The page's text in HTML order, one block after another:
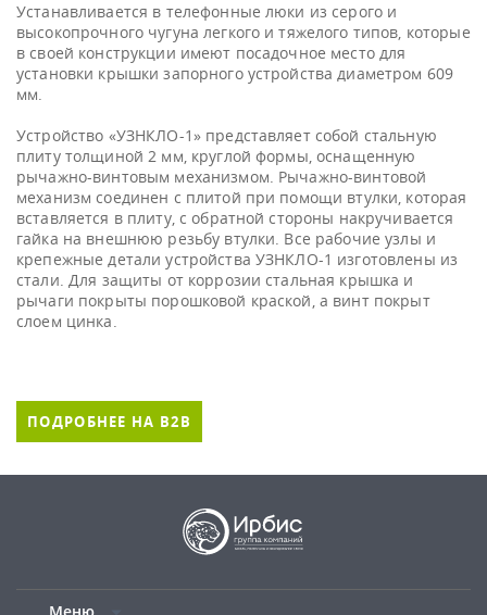
Устанавливается в телефонные люки из серого и
высокопрочного чугуна легкого и тяжелого типов, которые
в своей конструкции имеют посадочное место для
установки крышки запорного устройства диаметром 609
мм.
Устройство «УЗНКЛО-1» представляет собой стальную
плиту толщиной 2 мм, круглой формы, оснащенную
рычажно-винтовым механизмом. Рычажно-винтовой
механизм соединен с плитой при помощи втулки, которая
вставляется в плиту, с обратной стороны накручивается
гайка на внешнюю резьбу втулки. Все рабочие узлы и
крепежные детали устройства УЗНКЛО-1 изготовлены из
стали. Для защиты от коррозии стальная крышка и
рычаги покрыты порошковой краской, а винт покрыт
слоем цинка.
ПОДРОБНЕЕ НА B2B